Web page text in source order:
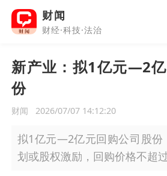
财闻
财经·科技·法治
新产业：拟1亿元—2
份
财闻 2026/07/07 14:12:20
拟1亿元—2亿元回购公司股份
划或股权激励，回购价格不超